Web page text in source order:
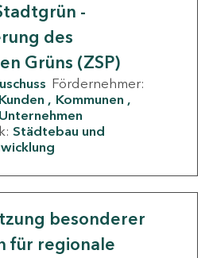
-
des
Grüns (ZSP)
Fördernehmer:
Kommunen
Städtebau und
besonderer
für regionale